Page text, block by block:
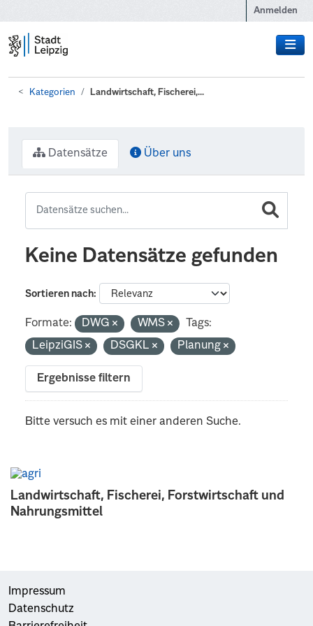
Anmelden
Kategorien Landwirtschaft, Fischerei,...
Landwirtschaft, Fischerei, Forstwirtschaft und
Nahrungsmittel
Datensätze Über uns
Keine Datensätze gefunden
Sortieren nach
Formate: DWG WMS
Tags:
LeipziGIS
DSGKL Planung
Ergebnisse filtern
Bitte versuch es mit einer anderen Suche.
Impressum
Datenschutz